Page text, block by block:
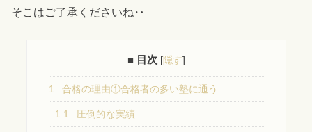
そこはご了承くださいね‥
■ 目次 [隠す]
1 合格の理由①合格者の多い塾に通う
1.1 圧倒的な実績